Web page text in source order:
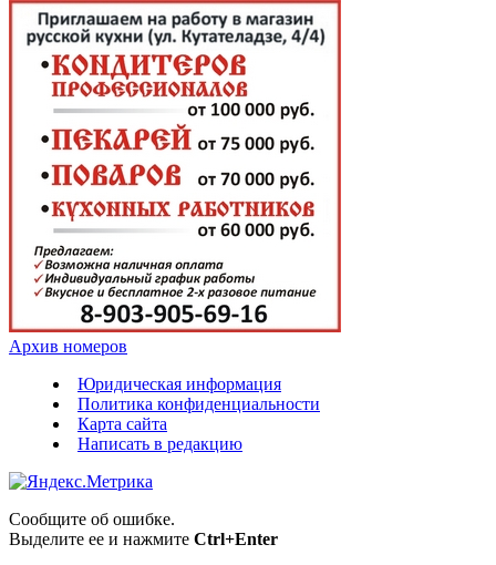
Архив номеров
Юридическая информация
Политика конфиденциальности
Карта сайта
Написать в редакцию
Сообщите об ошибке.
Выделите ее и нажмите Ctrl+Enter